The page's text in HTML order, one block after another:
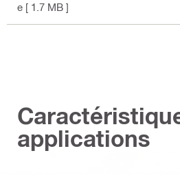
e [ 1.7 MB ]
applications